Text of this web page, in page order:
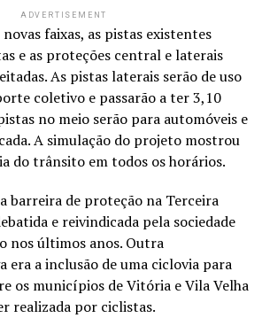
ADVERTISEMENT
faixas, as pistas existentes
e as proteções central e laterais
As pistas laterais serão de uso
coletivo e passarão a ter 3,10
no meio serão para automóveis e
A simulação do projeto mostrou
do trânsito em todos os horários.
barreira de proteção na Terceira
e reivindicada pela sociedade
nos últimos anos. Outra
era a inclusão de uma ciclovia para
os municípios de Vitória e Vila Velha
realizada por ciclistas.